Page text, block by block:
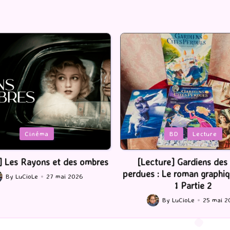
BD Lecture
Gardiens des cités
: Le roman graphique Tome
Posted
in
Serie Tv USA
[Série TV] The Madison :
by
By LuCioLe 22 mai